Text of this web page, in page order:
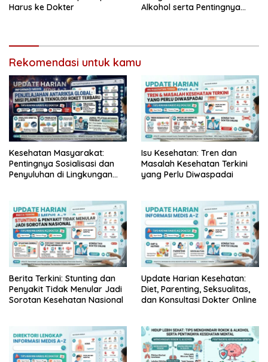
Harus ke Dokter
Alkohol serta Pentingnya
Rekomendasi untuk kamu
Kesehatan Masyarakat:
Pentingnya Sosialisasi dan
Penyuluhan di Lingkungan
Isu Kesehatan: Tren dan
Masalah Kesehatan Terkini
yang Perlu Diwaspadai
Berita Terkini: Stunting dan
Penyakit Tidak Menular Jadi
Sorotan Kesehatan Nasional
Update Harian Kesehatan:
Diet, Parenting, Seksualitas,
dan Konsultasi Dokter Online